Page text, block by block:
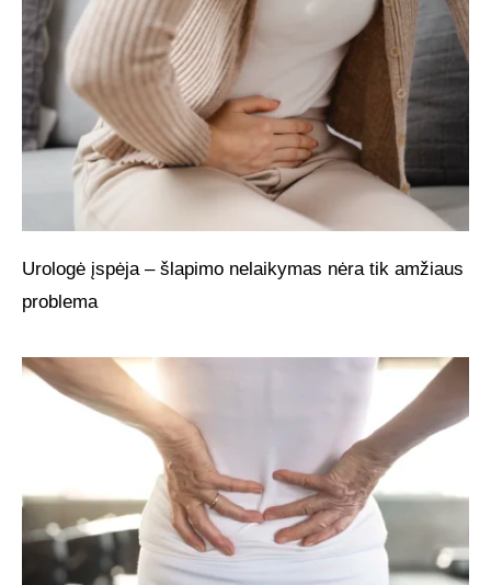
Urologė įspėja – šlapimo nelaikymas nėra tik amžiaus
problema